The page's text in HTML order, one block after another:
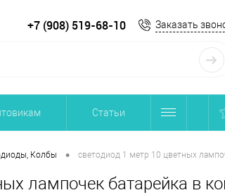
+7 (908) 519-68-10 Заказать
Статьи
Колбы • светодиод 1 метр 10 цветных
лампочек батарейка в